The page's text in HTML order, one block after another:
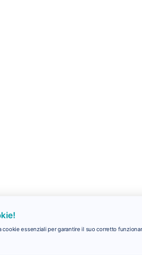
cookie essenziali per garantire il suo corretto